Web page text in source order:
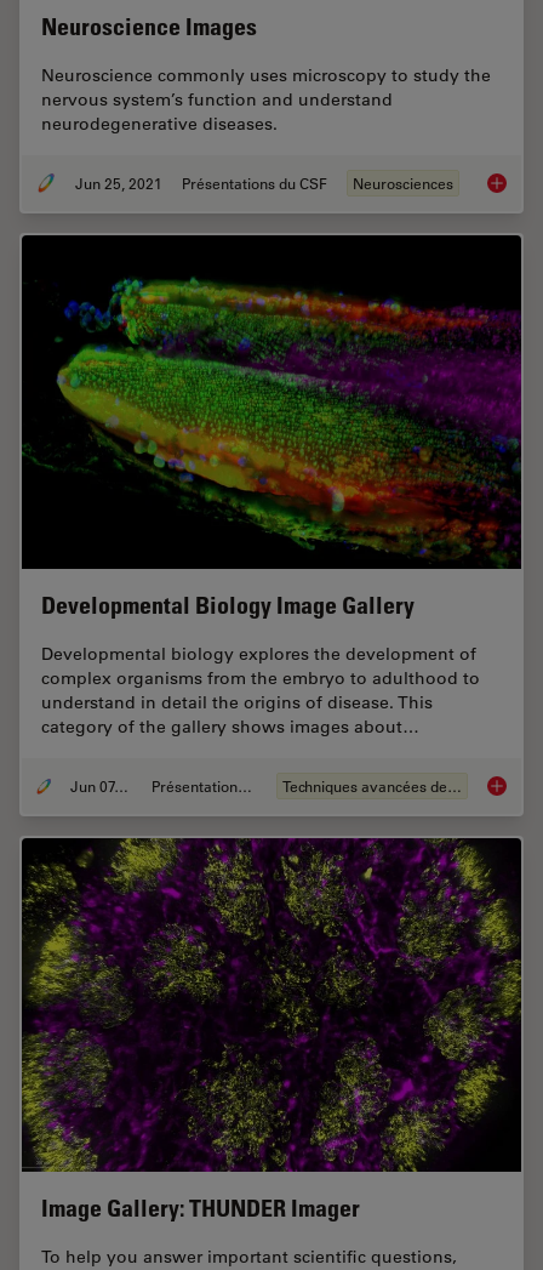
Neuroscience Images
Neuroscience commonly uses microscopy to study the
nervous system’s function and understand
neurodegenerative diseases.
Jun 25, 2021 Présentations du CSF Neurosciences
Developmental Biology Image Gallery
Developmental biology explores the development of
complex organisms from the embryo to adulthood to
understand in detail the origins of disease. This
category of the gallery shows images about…
Jun 07, 2021 Présentations du CSF Techniques avancées de microscopie
Image Gallery: THUNDER Imager
To help you answer important scientific questions,